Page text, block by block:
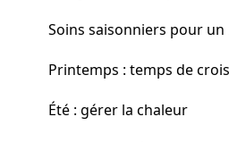
Soins saisonniers pour
Printemps : temps de
Été : gérer la chaleur